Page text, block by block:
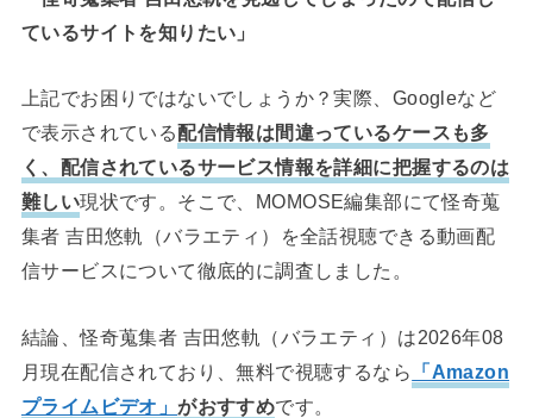
ているサイトを知りたい」
上記でお困りではないでしょうか？実際、Googleなど
で表示されている配信情報は間違っているケースも多
く、配信されているサービス情報を詳細に把握するのは
難しい現状です。そこで、MOMOSE編集部にて怪奇蒐
集者 吉田悠軌（バラエティ）を全話視聴できる動画配
信サービスについて徹底的に調査しました。
結論、怪奇蒐集者 吉田悠軌（バラエティ）は2026年08
月現在配信されており、無料で視聴するなら
「Amazon
プライムビデオ」がおすすめです。